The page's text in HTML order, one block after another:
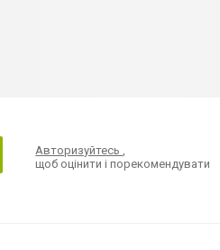
Авторизуйтесь,
щоб оцінити і порекомендувати